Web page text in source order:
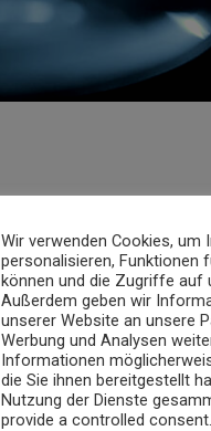
Wir verwenden Cookies, um
personalisieren, Funktionen
können und die Zugriffe auf
Außerdem geben wir
unserer Website an unsere
Werbung und Analysen
Informationen
die Sie ihnen bereitgestellt
Nutzung der Dienste
provide a controlled consent.